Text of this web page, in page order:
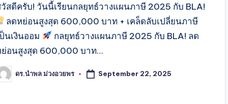
สดีครับ! วันนี้เรียนกลยุทธ์วางแผนภาษี 2025 กับ BLA!
ลดหย่อนสูงสุด 600,000 บาท + เคล็ดลับเปลี่ยนภาษี
นเงินออม
กลยุทธ์วางแผนภาษี 2025 กับ BLA! ลด
อนสูงสุด 600,000 บาท…
ดร.นำพล ม่วงอวยพร September 22, 2025